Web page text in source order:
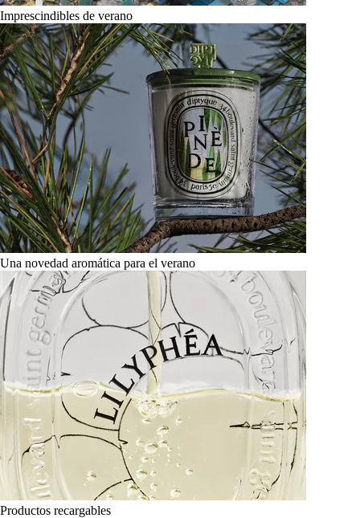
Imprescindibles de verano
Una novedad aromática para el verano
Productos recargables